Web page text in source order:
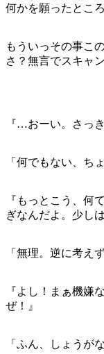
何かを願ったとこ
もういっその事こ
さ？無言でスキャ
『…おーい。さっ
「何でもない、ち
『もっとこう、何
ぎなんだよ。少し
「無理。逆に考え
『よし！まぁ機嫌
ぜ！』
「ふん、しょうが